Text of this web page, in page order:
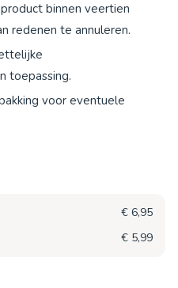
binnen veertien
redenen te annuleren.
toepassing.
voor eventuele
€ 6,95
€ 5,99